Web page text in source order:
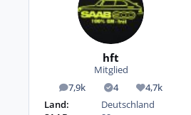
hft
Mitglied
7,9k
Beiträge 4
Lösungen4,7k
Reputation
Land:
Deutschland